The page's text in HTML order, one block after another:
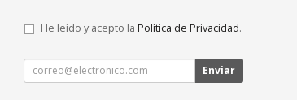
He leído y acepto la Política de Privacidad.
Enviar